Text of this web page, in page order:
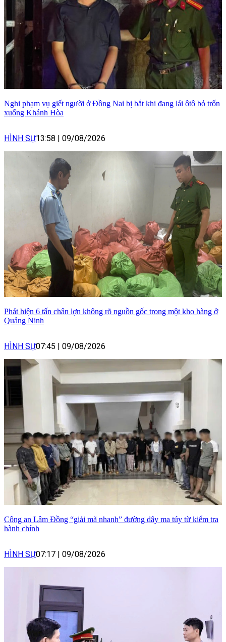
Nghi phạm vụ giết người ở Đồng Nai bị bắt khi đang lái ôtô bỏ trốn
xuống Khánh Hòa
HÌNH SỰ13:58 09/08/2026
Phát hiện 6 tấn chân lợn không rõ nguồn gốc trong một kho hàng ở
Quảng Ninh
HÌNH SỰ07:45 09/08/2026
Công an Lâm Đồng “giải mã nhanh” đường dây ma túy từ kiểm tra
hành chính
HÌNH SỰ07:17 09/08/2026